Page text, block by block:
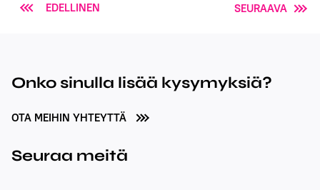
EDELLINEN SEURAAVA
Onko sinulla lisää kysymyksiä?
OTA MEIHIN YHTEYTTÄ
Seuraa meitä